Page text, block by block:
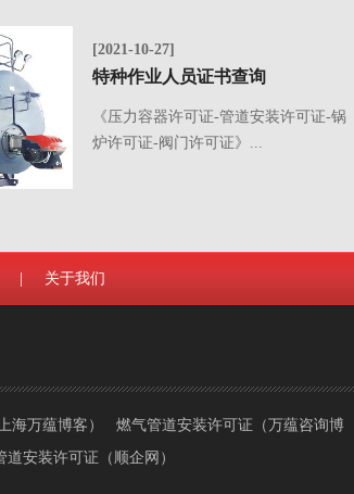
[2021-10-27]
特种作业人员证书查询
《压力容器许可证-管道安装许可证-锅
炉许可证-阀门许可证》...
关于我们
海万蕴博客）
燃气管道安装许可证（万蕴咨询博
道安装许可证（顺企网）